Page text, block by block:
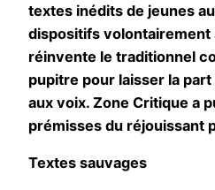
textes inédits de jeunes
dispositifs volontairement
réinvente le traditionnel
pupitre pour laisser la
aux voix. Zone Critique a
prémisses du réjouissant
Textes sauvages